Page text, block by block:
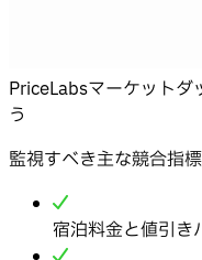
PriceLabsマーケットダ
う
監視すべき主な競合指標
宿泊料金と値引き